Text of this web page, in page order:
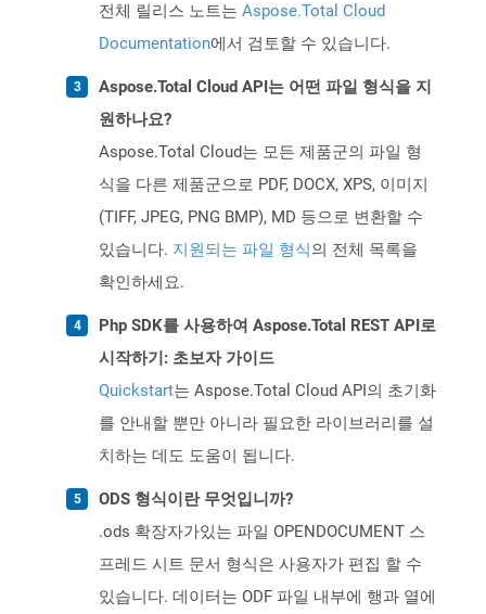
전체 릴리스 노트는 Aspose.Total Cloud
Documentation에서 검토할 수 있습니다.
Aspose.Total Cloud API는 어떤 파일 형식을 지
원하나요?
Aspose.Total Cloud는 모든 제품군의 파일 형
식을 다른 제품군으로 PDF, DOCX, XPS, 이미지
(TIFF, JPEG, PNG BMP), MD 등으로 변환할 수
있습니다. 지원되는 파일 형식의 전체 목록을
확인하세요.
Php SDK를 사용하여 Aspose.Total REST API로
시작하기: 초보자 가이드
Quickstart는 Aspose.Total Cloud API의 초기화
를 안내할 뿐만 아니라 필요한 라이브러리를 설
치하는 데도 도움이 됩니다.
ODS 형식이란 무엇입니까?
.ods 확장자가있는 파일 OPENDOCUMENT 스
프레드 시트 문서 형식은 사용자가 편집 할 수
있습니다. 데이터는 ODF 파일 내부에 행과 열에